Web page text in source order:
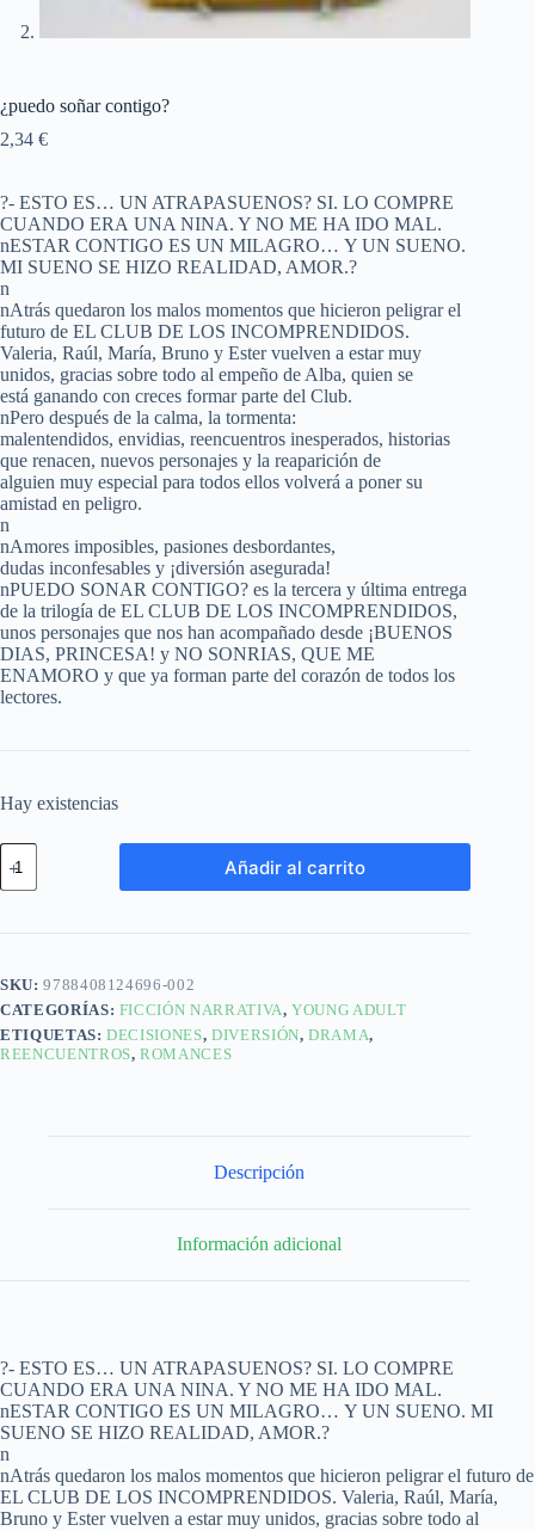
¿puedo soñar contigo?
2,34 €
?- ESTO ES… UN ATRAPASUENOS? SI. LO COMPRE
CUANDO ERA UNA NINA. Y NO ME HA IDO MAL.
nESTAR CONTIGO ES UN MILAGRO… Y UN SUENO.
MI SUENO SE HIZO REALIDAD, AMOR.?
n
nAtrás quedaron los malos momentos que hicieron peligrar el
futuro de EL CLUB DE LOS INCOMPRENDIDOS.
Valeria, Raúl, María, Bruno y Ester vuelven a estar muy
unidos, gracias sobre todo al empeño de Alba, quien se
está ganando con creces formar parte del Club.
nPero después de la calma, la tormenta:
malentendidos, envidias, reencuentros inesperados, historias
que renacen, nuevos personajes y la reaparición de
alguien muy especial para todos ellos volverá a poner su
amistad en peligro.
n
nAmores imposibles, pasiones desbordantes,
dudas inconfesables y ¡diversión asegurada!
nPUEDO SONAR CONTIGO? es la tercera y última entrega
de la trilogía de EL CLUB DE LOS INCOMPRENDIDOS,
unos personajes que nos han acompañado desde ¡BUENOS
DIAS, PRINCESA! y NO SONRIAS, QUE ME
ENAMORO y que ya forman parte del corazón de todos los
lectores.
Hay existencias
Añadir al carrito
SKU:9788408124696-002
CATEGORÍAS: FICCIÓN NARRATIVA,YOUNG ADULT
ETIQUETAS:DECISIONES, DIVERSIÓN,DRAMA,
REENCUENTROS,ROMANCES
Descripción
Información adicional
?- ESTO ES… UN ATRAPASUENOS? SI. LO COMPRE
CUANDO ERA UNA NINA. Y NO ME HA IDO MAL.
nESTAR CONTIGO ES UN MILAGRO… Y UN SUENO. MI
SUENO SE HIZO REALIDAD, AMOR.?
n
nAtrás quedaron los malos momentos que hicieron peligrar el futuro de
EL CLUB DE LOS INCOMPRENDIDOS. Valeria, Raúl, María,
Bruno y Ester vuelven a estar muy unidos, gracias sobre todo al